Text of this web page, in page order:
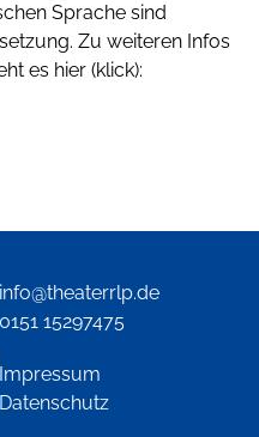
Sprache sind
Zu weiteren Infos
es hier (klick):
info@theaterrlp.de
0151 15297475
Impressum
Datenschutz